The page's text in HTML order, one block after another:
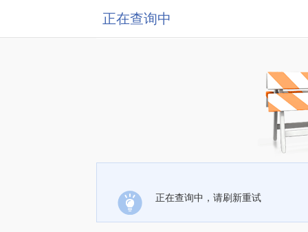
正在查询中
正在查询中，请刷新重试